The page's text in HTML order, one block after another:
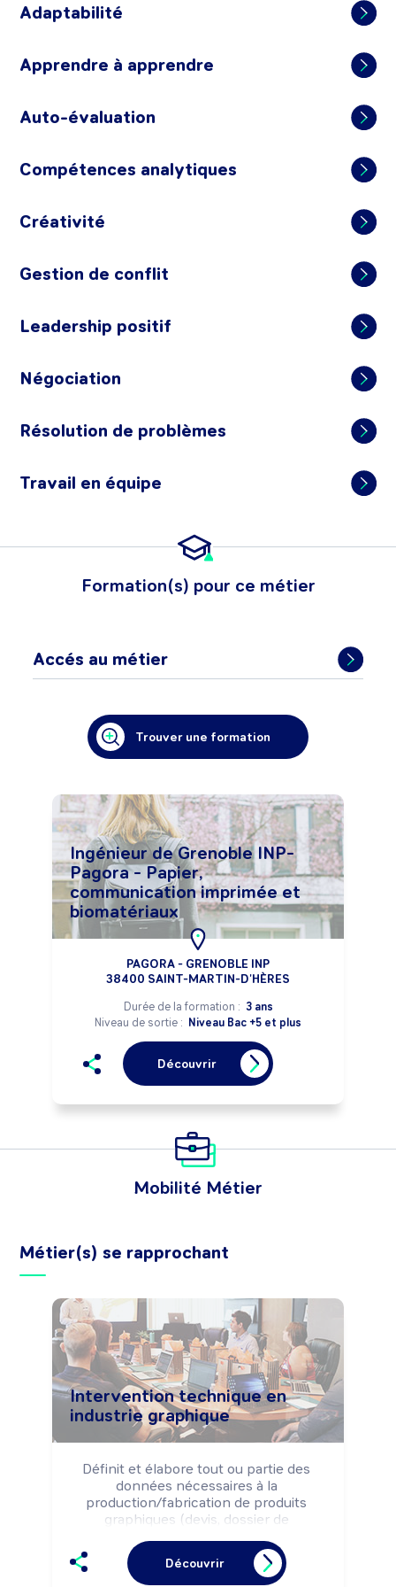
Adaptabilité
Apprendre à apprendre
Auto-évaluation
Compétences analytiques
Créativité
Gestion de conflit
Leadership positif
Négociation
Résolution de problèmes
Travail en équipe
Formation(s) pour ce métier
Accés au métier
Trouver une formation
Ingénieur de Grenoble INP-
Pagora - Papier,
communication imprimée et
biomatériaux
PAGORA - GRENOBLE INP
38400 SAINT-MARTIN-D'HÈRES
Durée de la formation : 3 ans
Niveau de sortie : Niveau Bac +5 et plus
Découvrir
Mobilité Métier
Métier(s) se rapprochant
Intervention technique en
industrie graphique
Définit et élabore tout ou partie des
données nécessaires à la
production/fabrication de produits
graphiques (devis, dossier de
fabrication, cahier des charges,
planning, ordre de fabrication,
Découvrir